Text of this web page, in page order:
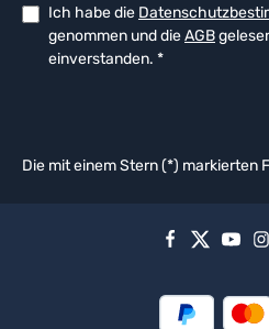
Ich habe die
genommen und dieAGB
einverstanden. *
Die mit einem Stern (*) markierten